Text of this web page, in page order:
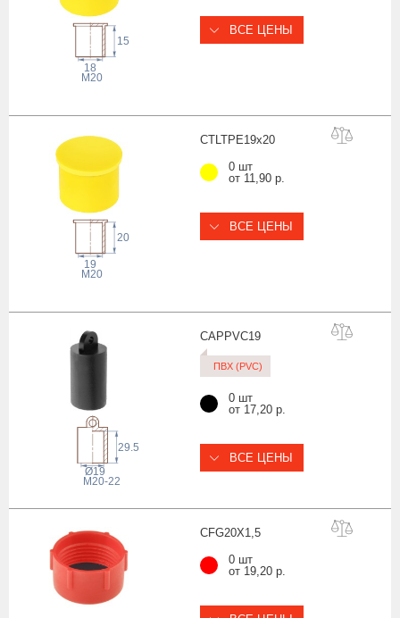
15
18
M20
ВСЕ ЦЕНЫ
CTLTPE19x20
20
19
M20
0 шт
от 11,90 р.
ВСЕ ЦЕНЫ
CAPPVC19
ПВХ (PVC)
29.5
Ø19
M20-22
0 шт
от 17,20 р.
ВСЕ ЦЕНЫ
CFG20X1,5
0 шт
от 19,20 р.